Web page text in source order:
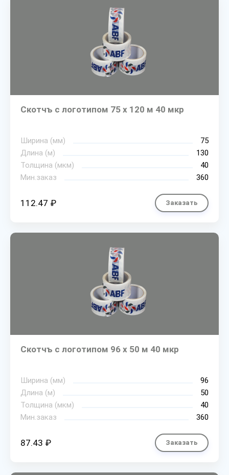
Скотчъ с логотипом 75 х 120 м 40 мкр
Ширина (мм)
75
Длина (м)
130
Толщина (мкм)
40
Мин.заказ
360
112.47 ₽ Заказать
Скотчъ с логотипом 96 х 50 м 40 мкр
Ширина (мм)
96
Длина (м)
50
Толщина (мкм)
40
Мин.заказ
360
87.43 ₽ Заказать